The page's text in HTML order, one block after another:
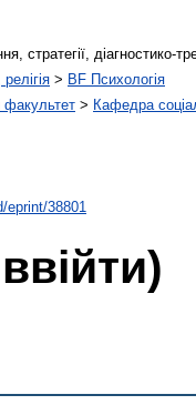
стратегії, діагностико-
> BF Психологія
факультет > Кафедра
eprint/38801